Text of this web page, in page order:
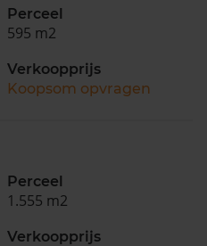
Perceel
595 m2
Verkoopprijs
Koopsom opvragen
Perceel
1.555 m2
Verkoopprijs